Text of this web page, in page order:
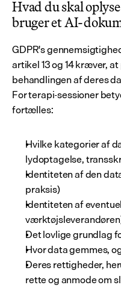
Hvad du skal
bruger et AI-
GDPR's
artikel 13 og 14 kræver,
behandlingen af deres
For terapi-sessioner
fortælles:
Hvilke kategorier af
lydoptagelse,
Identiteten af den
praksis)
Identiteten af
Det lovlige grundlag
Hvor data gemmes,
Deres rettigheder,
rette og anmode om